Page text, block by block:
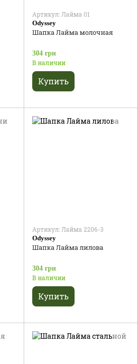
Артикул: Лайма 01
Odyssey
Шапка Лайма молочная
304 грн
В наличии
Купить
Артикул: Лайма 2206-3
Odyssey
Шапка Лайма лилова
304 грн
В наличии
Купить